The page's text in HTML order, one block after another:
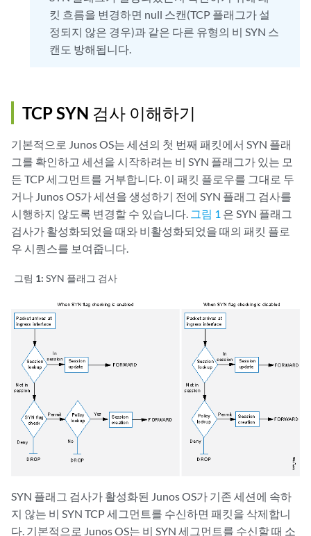
킷 흐름을 변경하면 null 스캔(TCP 플래그가 설
정되지 않은 경우)과 같은 다른 유형의 비 SYN 스
캔도 방해됩니다.
TCP SYN 검사 이해하기
기본적으로 Junos OS는 세션의 첫 번째 패킷에서 SYN 플래
그를 확인하고 세션을 시작하려는 비 SYN 플래그가 있는 모
든 TCP 세그먼트를 거부합니다. 이 패킷 플로우를 그대로 두
거나 Junos OS가 세션을 생성하기 전에 SYN 플래그 검사를
시행하지 않도록 변경할 수 있습니다. 그림 1 은 SYN 플래그
검사가 활성화되었을 때와 비활성화되었을 때의 패킷 플로
우 시퀀스를 보여줍니다.
그림 1: SYN 플래그 검사
SYN 플래그 검사가 활성화된 Junos OS가 기존 세션에 속하
지 않는 비 SYN TCP 세그먼트를 수신하면 패킷을 삭제합니
다. 기본적으로 Junos OS는 비 SYN 세그먼트를 수신할 때 소